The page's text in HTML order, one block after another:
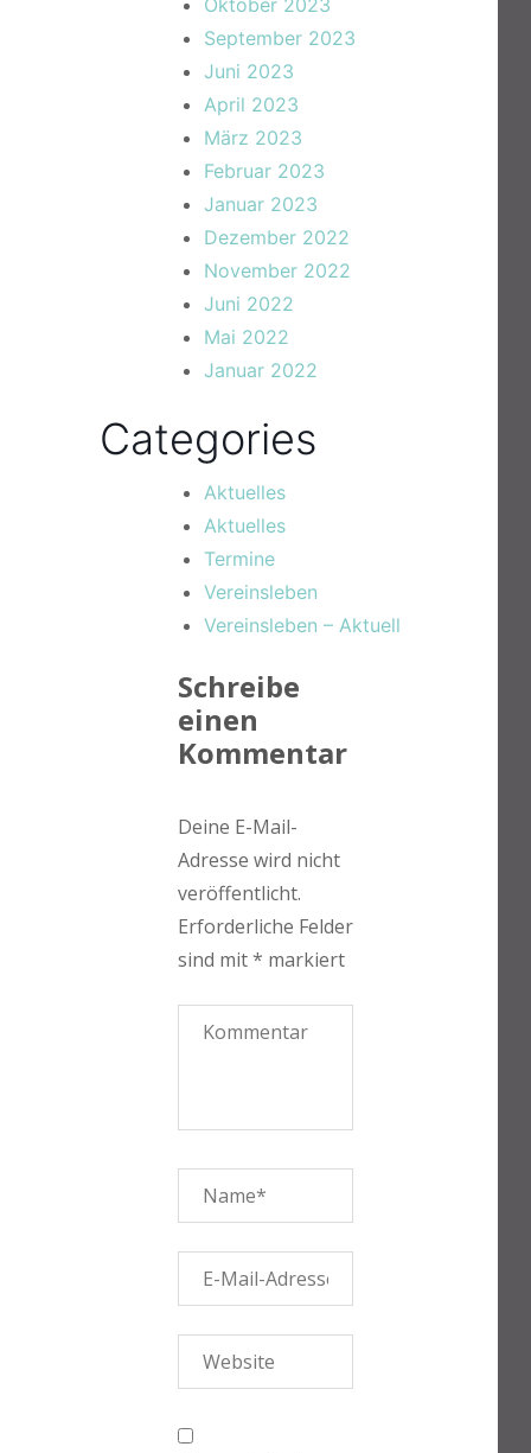
Oktober 2023
September 2023
Juni 2023
April 2023
März 2023
Februar 2023
Januar 2023
Dezember 2022
November 2022
Juni 2022
Mai 2022
Januar 2022
Categories
Aktuelles
Aktuelles
Termine
Vereinsleben
Vereinsleben – Aktuell
Schreibe
einen
Kommentar
Deine E-Mail-
Adresse wird nicht
veröffentlicht.
Erforderliche Felder
sind mit* markiert